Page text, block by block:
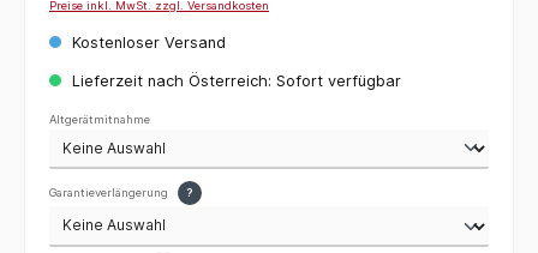
Preise inkl. MwSt. zzgl. Versandkosten
Kostenloser Versand
Lieferzeit nach Österreich: Sofort verfügbar
Altgerätmitnahme
Garantieverlängerung ?